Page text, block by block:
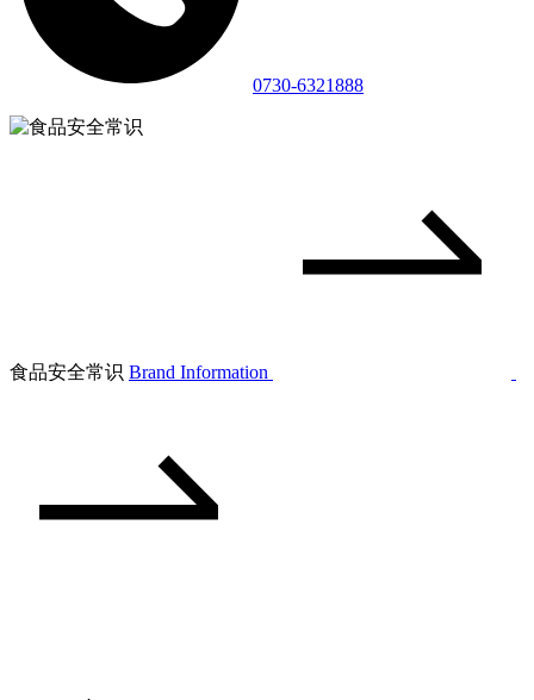
0730-6321888
食品安全常识 Brand Information